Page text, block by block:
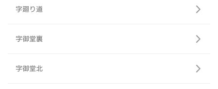
字廻り道
字御堂裏
字御堂北